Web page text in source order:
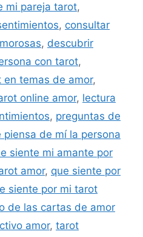
mi pareja tarot,
, consultar
, descubrir
con tarot,
temas de amor,
online amor, lectura
, preguntas de
piensa de mí la persona
siente mi amante por
amor, que siente por
siente por mi tarot
de las cartas de amor
amor, tarot